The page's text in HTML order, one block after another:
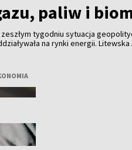
paliw i
zeszłym tygodniu sytuacja
na rynki energii.